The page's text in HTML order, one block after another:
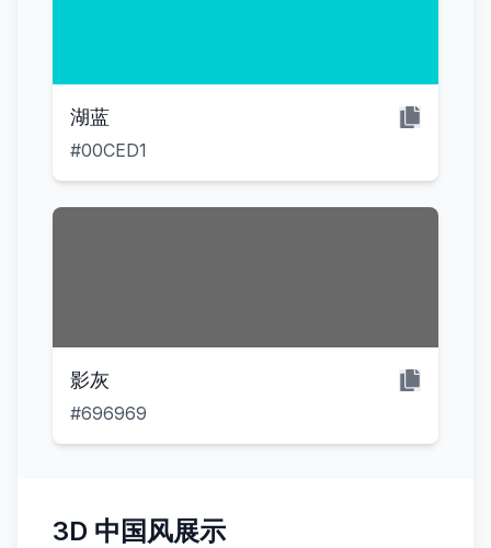
湖蓝
#00CED1
影灰
#696969
3D 中国风展示